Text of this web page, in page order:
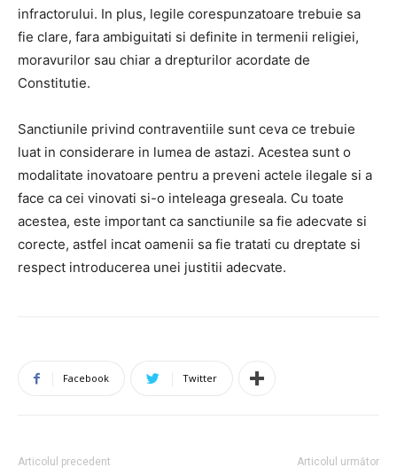
infractorului. In plus, legile corespunzatoare trebuie sa
fie clare, fara ambiguitati si definite in termenii religiei,
moravurilor sau chiar a drepturilor acordate de
Constitutie.
Sanctiunile privind contraventiile sunt ceva ce trebuie
luat in considerare in lumea de astazi. Acestea sunt o
modalitate inovatoare pentru a preveni actele ilegale si a
face ca cei vinovati si-o inteleaga greseala. Cu toate
acestea, este important ca sanctiunile sa fie adecvate si
corecte, astfel incat oamenii sa fie tratati cu dreptate si
respect introducerea unei justitii adecvate.
Facebook Twitter
Articolul precedent Articolul următor